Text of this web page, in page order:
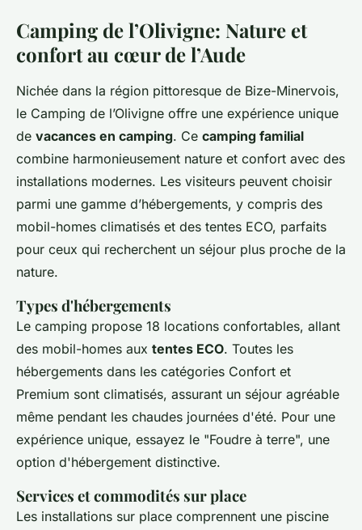
Camping de l’Olivigne: Nature et
confort au cœur de l’Aude
Nichée dans la région pittoresque de Bize-Minervois,
le Camping de l’Olivigne offre une expérience unique
de vacances en camping. Ce camping familial
combine harmonieusement nature et confort avec des
installations modernes. Les visiteurs peuvent choisir
parmi une gamme d’hébergements, y compris des
mobil-homes climatisés et des tentes ECO, parfaits
pour ceux qui recherchent un séjour plus proche de la
nature.
Types d'hébergements
Le camping propose 18 locations confortables, allant
des mobil-homes aux tentes ECO. Toutes les
hébergements dans les catégories Confort et
Premium sont climatisés, assurant un séjour agréable
même pendant les chaudes journées d'été. Pour une
expérience unique, essayez le "Foudre à terre", une
option d'hébergement distinctive.
Services et commodités sur place
Les installations sur place comprennent une piscine